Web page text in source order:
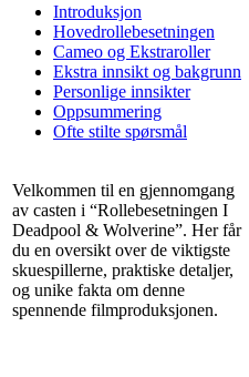
Introduksjon
Hovedrollebesetningen
Cameo og Ekstraroller
Ekstra innsikt og bakgrunn
Personlige innsikter
Oppsummering
Ofte stilte spørsmål
Velkommen til en gjennomgang
av casten i “Rollebesetningen I
Deadpool & Wolverine”. Her får
du en oversikt over de viktigste
skuespillerne, praktiske detaljer,
og unike fakta om denne
spennende filmproduksjonen.